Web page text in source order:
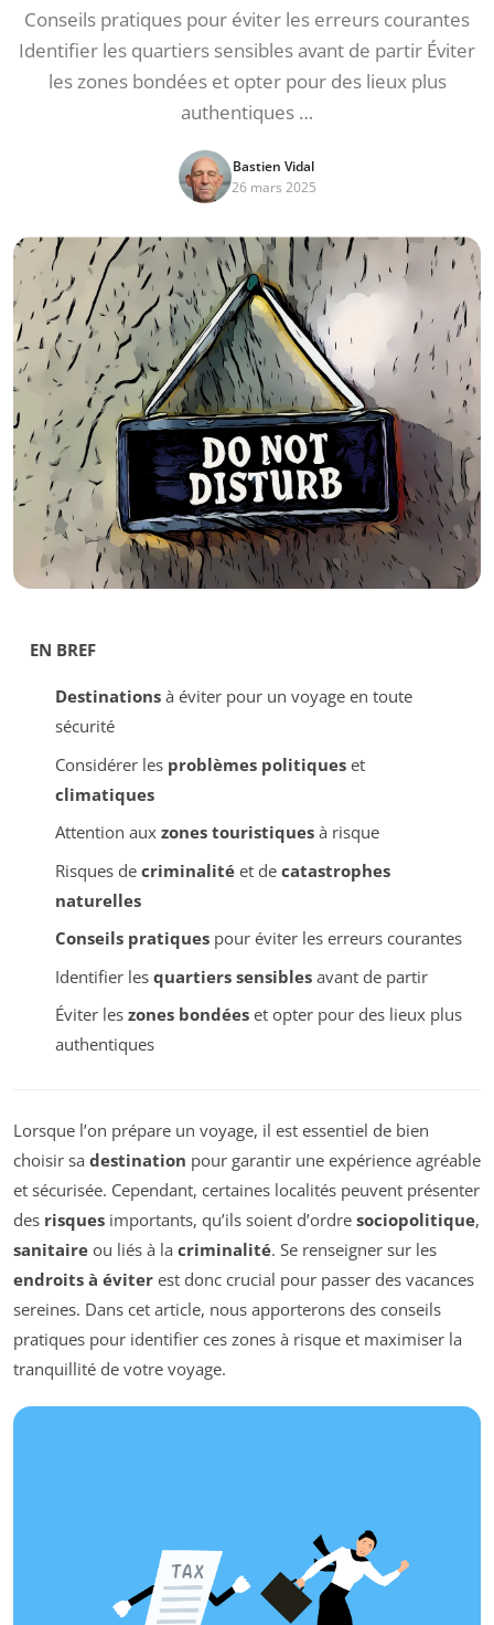
Conseils pratiques pour éviter les erreurs courantes
Identifier les quartiers sensibles avant de partir Éviter
les zones bondées et opter pour des lieux plus
authentiques …
Bastien Vidal
26 mars 2025
EN BREF
Destinationsà éviter pour un voyage en toute
sécurité
Considérer les problèmes politiqueset
climatiques
Attention aux zones touristiquesà risque
Risques de criminalitéet de catastrophes
naturelles
Conseils pratiquespour éviter les erreurs courantes
Identifier les quartiers sensiblesavant de partir
Éviter les zones bondéeset opter pour des lieux plus
authentiques
Lorsque l’on prépare un voyage, il est essentiel de bien
choisir sa destination pour garantir une expérience agréable
et sécurisée. Cependant, certaines localités peuvent présenter
des risques importants, qu’ils soient d’ordre sociopolitique,
sanitaire ou liés à la criminalité. Se renseigner sur les
endroits à éviter est donc crucial pour passer des vacances
sereines. Dans cet article, nous apporterons des conseils
pratiques pour identifier ces zones à risque et maximiser la
tranquillité de votre voyage.